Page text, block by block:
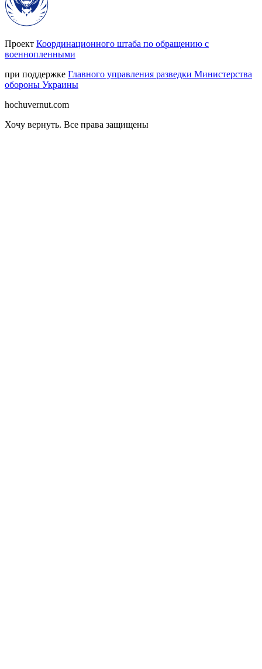
Проект Координационного штаба по обращению с
военнопленными
при поддержке Главного управления разведки Министерства
обороны Украины
hochuvernut.com
Хочу вернуть. Все права защищены